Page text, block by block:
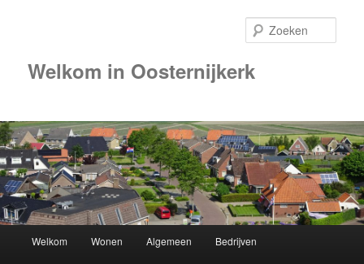
Welkom in Oosternijkerk
Spring
Welkom Wonen Algemeen Bedrijven